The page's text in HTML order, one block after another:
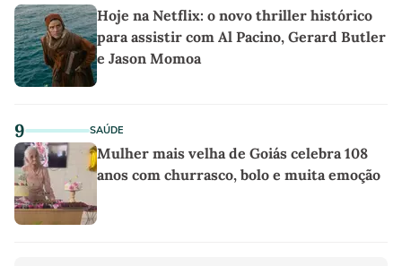
Hoje na Netflix: o novo thriller histórico
para assistir com Al Pacino, Gerard Butler
e Jason Momoa
9 SAÚDE
Mulher mais velha de Goiás celebra 108
anos com churrasco, bolo e muita emoção